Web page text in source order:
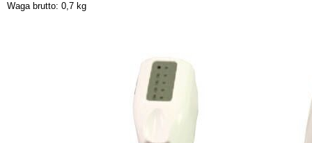
Waga brutto: 0,7 kg